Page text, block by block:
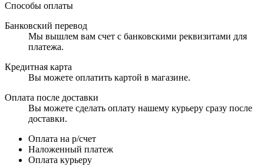
Способы оплаты
Банковский перевод
Мы вышлем вам счет с банковскими реквизитами для
платежа.
Кредитная карта
Вы можете оплатить картой в магазине.
Оплата после доставки
Вы можете сделать оплату нашему курьеру сразу после
доставки.
Оплата на р/счет
Наложенный платеж
Оплата курьеру